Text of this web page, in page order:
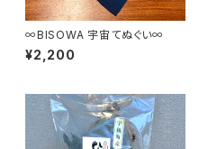
∞BISOWA 宇宙てぬぐい∞
¥2,200